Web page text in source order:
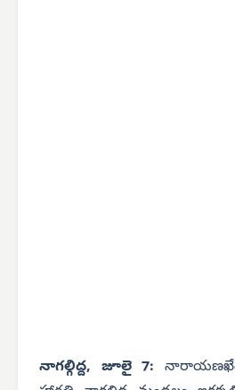
నాగల్గిద్ద, జూలై 7: